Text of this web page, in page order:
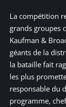
La compétition
grands groupes
Kaufman &
géants de la
la bataille fait
les plus
responsable du
programme,